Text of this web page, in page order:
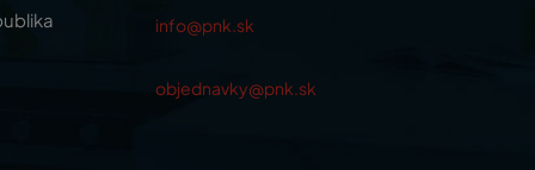
info@pnk.sk
objednavky@pnk.sk